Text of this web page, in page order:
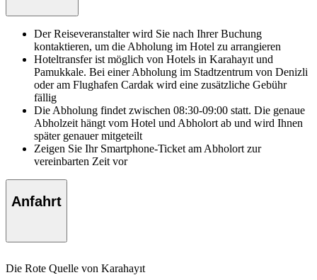
Der Reiseveranstalter wird Sie nach Ihrer Buchung
kontaktieren, um die Abholung im Hotel zu arrangieren
Hoteltransfer ist möglich von Hotels in Karahayıt und
Pamukkale. Bei einer Abholung im Stadtzentrum von Denizli
oder am Flughafen Cardak wird eine zusätzliche Gebühr
fällig
Die Abholung findet zwischen 08:30-09:00 statt. Die genaue
Abholzeit hängt vom Hotel und Abholort ab und wird Ihnen
später genauer mitgeteilt
Zeigen Sie Ihr Smartphone-Ticket am Abholort zur
vereinbarten Zeit vor
Anfahrt
Die Rote Quelle von Karahayıt